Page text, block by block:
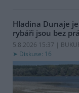
Hladina Dunaje
rybáři jsou bez
5.8.2026 15:37 |
Diskuse: 16